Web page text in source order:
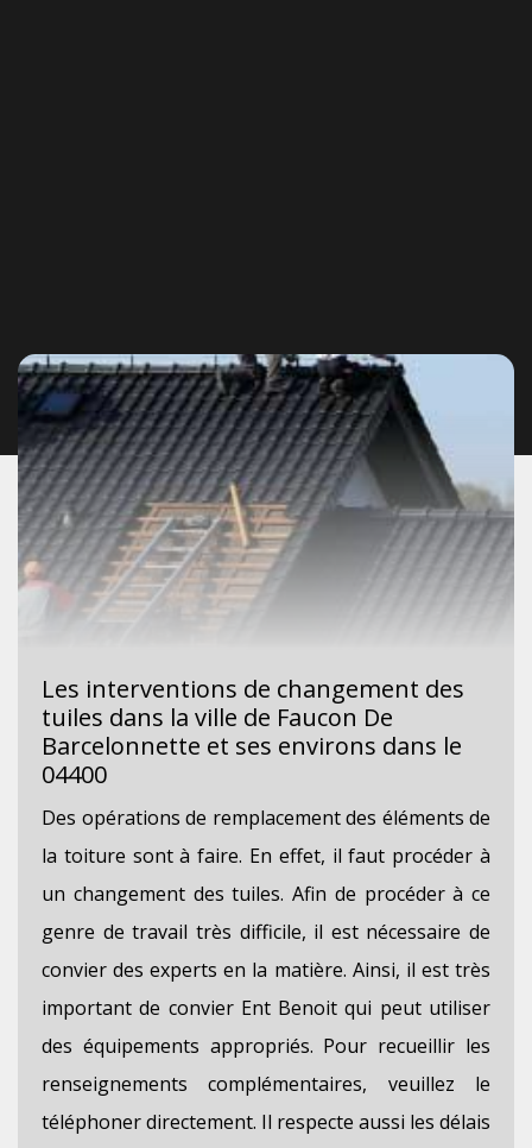
Les interventions de changement des
tuiles dans la ville de Faucon De
Barcelonnette et ses environs dans le
04400
Des opérations de remplacement des éléments de
la toiture sont à faire. En effet, il faut procéder à
un changement des tuiles. Afin de procéder à ce
genre de travail très difficile, il est nécessaire de
convier des experts en la matière. Ainsi, il est très
important de convier Ent Benoit qui peut utiliser
des équipements appropriés. Pour recueillir les
renseignements complémentaires, veuillez le
téléphoner directement. Il respecte aussi les délais